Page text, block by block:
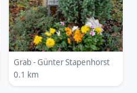
Grab - Günter Stapenhorst
0.1 km